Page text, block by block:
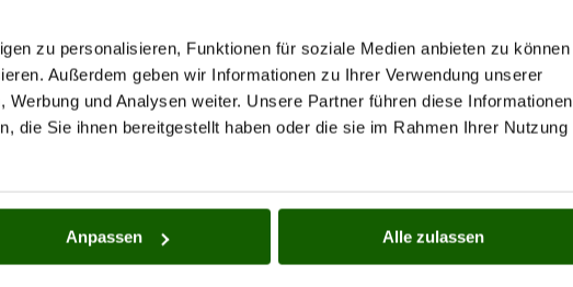
zu personalisieren, Funktionen für soziale Medien anbieten zu können
Außerdem geben wir Informationen zu Ihrer Verwendung unserer
und Analysen weiter. Unsere Partner führen diese Informationen
die Sie ihnen bereitgestellt haben oder die sie im Rahmen Ihrer Nutzung
Anpassen Alle zulassen
Kosten